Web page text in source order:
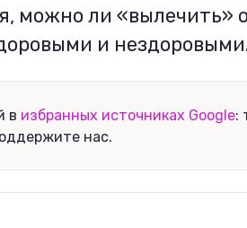
можно ли «вылечить»
и нездоровыми.
в избранных источниках Google:
нас.